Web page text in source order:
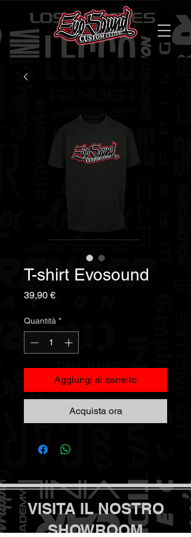
T-shirt Evosound
39,90 €Prezzo
Quantità *
Aggiungi al carrello
Acquista ora
VISITA IL NOSTRO
SHOWROOM